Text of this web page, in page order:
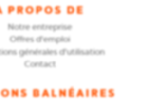
PROPOS DE
Notre entreprise
Offres d'emploi
générales d'utilisation
Contact
BALNÉAIRES